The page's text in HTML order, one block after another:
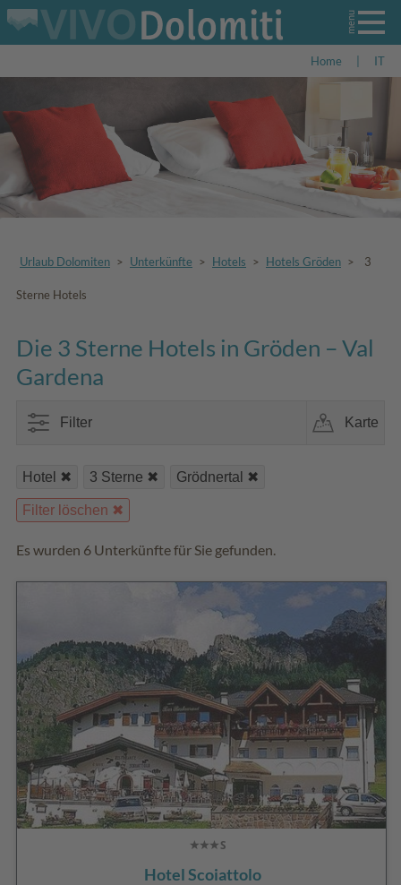
Home IT
Urlaub Dolomiten > Unterkünfte > Hotels > Hotels Gröden > 3
Sterne Hotels
Die 3 Sterne Hotels in Gröden – Val
Gardena
Filter Karte
Hotel 3 Sterne Grödnertal
Filter löschen
Es wurden 6 Unterkünfte für Sie gefunden.
Hotel Scoiattolo